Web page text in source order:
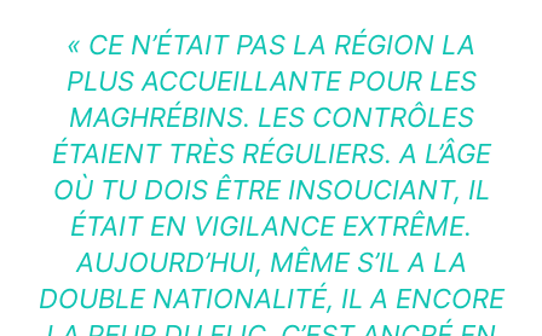
« CE N’ÉTAIT PAS LA RÉGION LA
PLUS ACCUEILLANTE POUR LES
MAGHRÉBINS. LES CONTRÔLES
ÉTAIENT TRÈS RÉGULIERS. A L’ÂGE
OÙ TU DOIS ÊTRE INSOUCIANT, IL
ÉTAIT EN VIGILANCE EXTRÊME.
AUJOURD’HUI, MÊME S’IL A LA
DOUBLE NATIONALITÉ, IL A ENCORE